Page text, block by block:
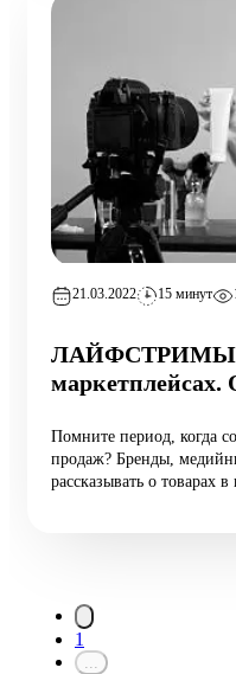
21.03.2022 15 минут
ЛАЙФСТРИМЫ:
маркетплейсах.
Помните период, когда
продаж? Бренды,
рассказывать о товарах
1
...